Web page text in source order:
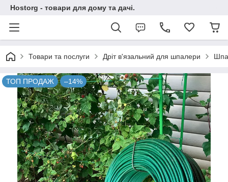
Hostorg - товари для дому та дачі.
Товари та послуги Дріт в'язальний для шпалери
ТОП ПРОДАЖ –14%